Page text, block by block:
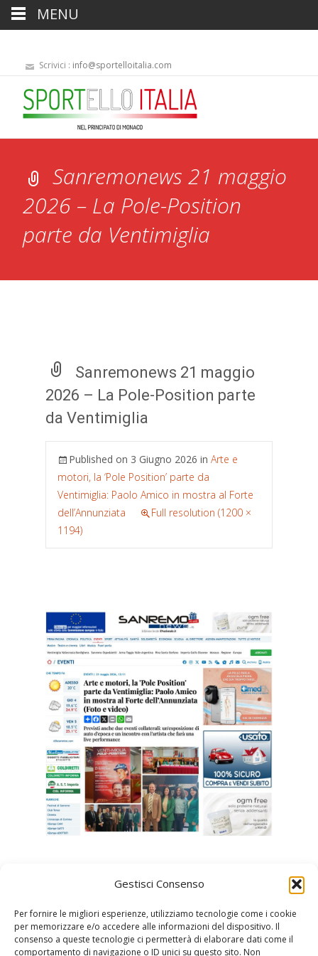
Gestisci Consenso
Per fornire le migliori esperienze, utilizziamo tecnologie come i cookie
per memorizzare e/o accedere alle informazioni del dispositivo. Il
consenso a queste tecnologie ci permetterà di elaborare dati come il
comportamento di navigazione o ID unici su questo sito. Non
Scrivici : info@sportelloitalia.com
Sanremonews 21 maggio
2026 – La Pole-Position
parte da Ventimiglia
Sanremonews 21 maggio
2026 – La Pole-Position parte
da Ventimiglia
Published on 3 Giugno 2026 in Arte e
motori, la ‘Pole Position’ parte da
Ventimiglia: Paolo Amico in mostra al Forte
dell’Annunziata
Full resolution (1200 ×
1194)
MENU